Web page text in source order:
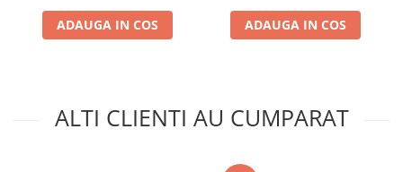
ADAUGA IN COS ADAUGA IN COS
ALTI CLIENTI AU CUMPARAT